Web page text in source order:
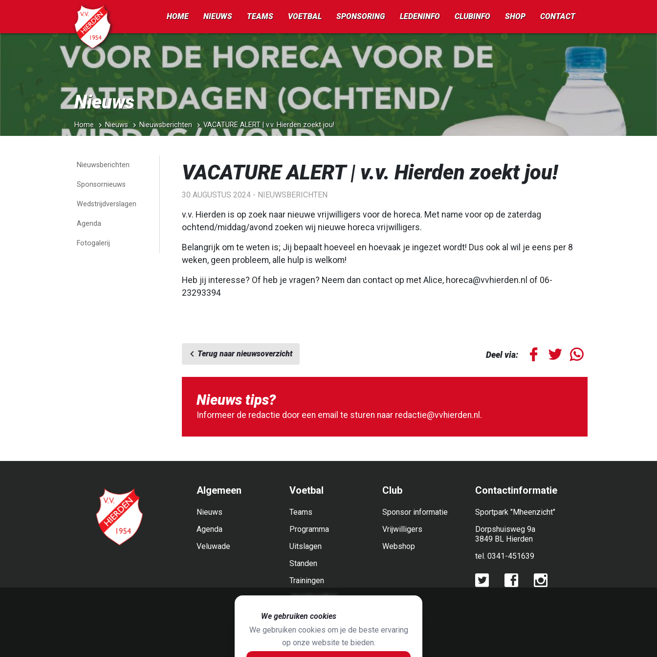
HOME NIEUWS TEAMS VOETBAL SPONSORING LEDENINFO CLUBINFO SHOP CONTACT
Nieuws
Home Nieuws Nieuwsberichten VACATURE ALERT | v.v. Hierden zoekt jou!
Nieuwsberichten
Sponsornieuws
Wedstrijdverslagen
Agenda
Fotogalerij
VACATURE ALERT | v.v. Hierden zoekt jou!
30 AUGUSTUS 2024 - NIEUWSBERICHTEN
v.v. Hierden is op zoek naar nieuwe vrijwilligers voor de horeca. Met name voor op de zaterdag
ochtend/middag/avond zoeken wij nieuwe horeca vrijwilligers.
Belangrijk om te weten is; Jij bepaalt hoeveel en hoevaak je ingezet wordt! Dus ook al wil je eens per 8
weken, geen probleem, alle hulp is welkom!
Heb jij interesse? Of heb je vragen? Neem dan contact op met Alice, horeca@vvhierden.nl of 06-
23293394
Terug naar nieuwsoverzicht Deel via:
Nieuws tips?
Informeer de redactie door een email te sturen naar redactie@vvhierden.nl .
Algemeen
Nieuws
Agenda
Veluwade
Voetbal
Teams
Programma
Uitslagen
Standen
Trainingen
Jeugdvoetbal
Club
Sponsor informatie
Vrijwilligers
Webshop
Contactinformatie
Sportpark "Mheenzicht"
Dorpshuisweg 9a
3849 BL Hierden
tel. 0341-451639
Foto's doorJaap Hop& ontwerpen doorGrafyska
We gebruiken cookies
We gebruiken cookies om je de beste ervaring
op onze website te bieden.